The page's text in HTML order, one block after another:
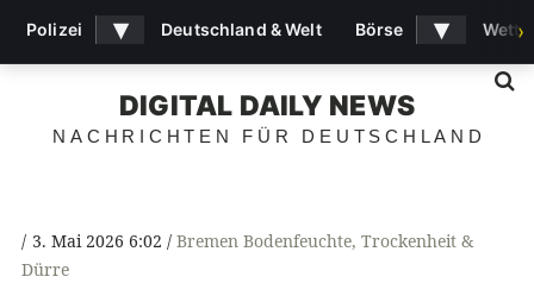
DIGITAL DAILY NEWS
NACHRICHTEN FÜR DEUTSCHLAND
3. Mai 2026 6:02 Bremen Bodenfeuchte, Trockenheit &
Dürre
Polizei ▾ Deutschland & Welt Börse ▾ ›